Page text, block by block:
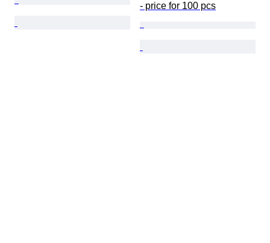
- price for 100 pcs